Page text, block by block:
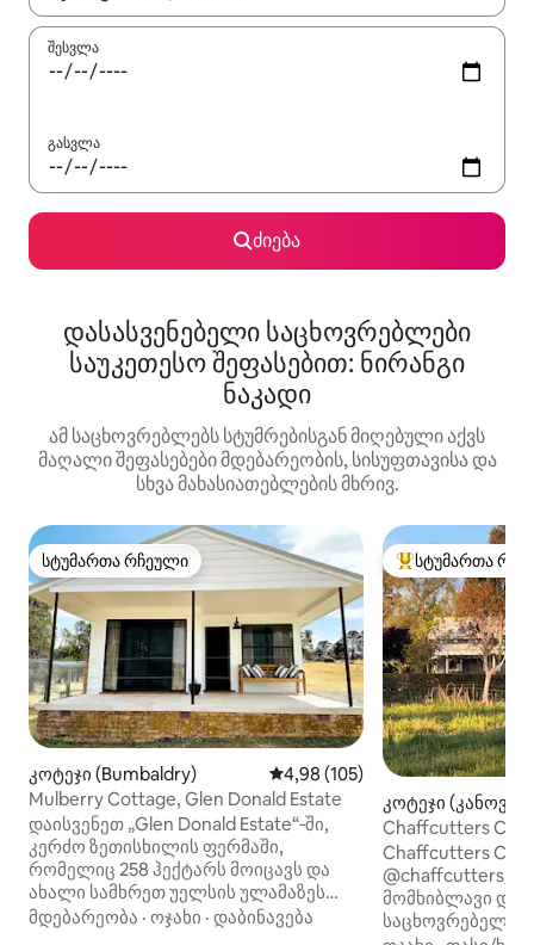
შესვლა
გასვლა
ძიება
დასასვენებელი საცხოვრებლები
საუკეთესო შეფასებით: ნირანგი
ნაკადი
ამ საცხოვრებლებს სტუმრებისგან მიღებული აქვს
მაღალი შეფასებები მდებარეობის, სისუფთავისა და
სხვა მახასიათებლების მხრივ.
სტუმართა რჩეული
სტუმართა რჩეული
კოტეჯი (Bumbaldry) საშუალო შეფასებაა 5‑დან
4,98 (105)
Mulberry Cottage, Glen Donald Estate
დაისვენეთ „Glen Donald Estate“‑ში,
კერძო ზეთისხილის ფერმაში,
რომელიც 258 ჰექტარს მოიცავს და
ახალი სამხრეთ უელსის ულამაზეს
ცენტრალურ‑დასავლეთ ნაწილში
მდებარეობა · ოჯახი · დაბინავება
სტუმართა
სტუმართა
კოტეჯი
Chaffcutters
ღამის ცისთვის
Chaffcutters
მომხიბლავი და
საცხოვრებელია.